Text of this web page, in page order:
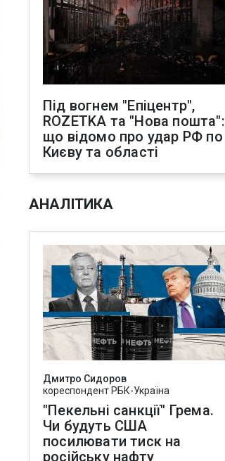
Під вогнем "Епіцентр",
ROZETKA та "Нова пошта":
що відомо про удар РФ по
Києву та області
АНАЛІТИКА
Дмитро Сидоров
кореспондент РБК-Україна
"Пекельні санкції" Грема.
Чи будуть США
посилювати тиск на
російську нафту